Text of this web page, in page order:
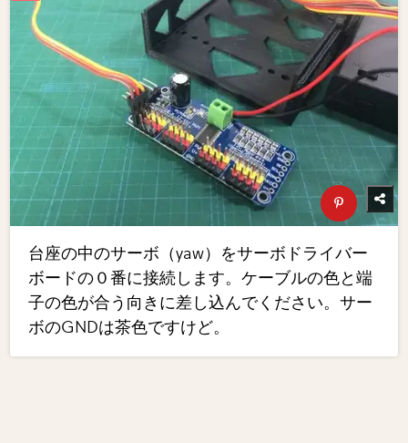
台座の中のサーボ（yaw）をサーボドライバー
ボードの０番に接続します。ケーブルの色と端
子の色が合う向きに差し込んでください。サー
ボのGNDは茶色ですけど。